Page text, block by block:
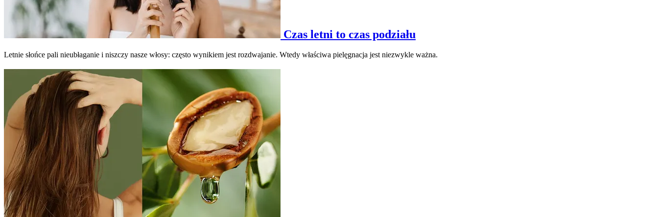
Czas letni to czas podziału
Letnie słońce pali nieubłaganie i niszczy nasze włosy: często wynikiem jest rozdwajanie. Wtedy właściwa pielęgnacja jest niezwykle ważna.